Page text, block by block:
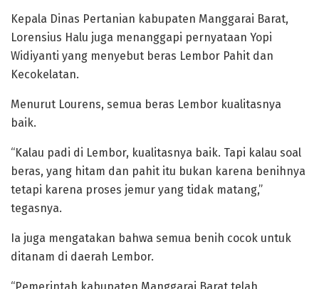
Kepala Dinas Pertanian kabupaten Manggarai Barat,
Lorensius Halu juga menanggapi pernyataan Yopi
Widiyanti yang menyebut beras Lembor Pahit dan
Kecokelatan.
Menurut Lourens, semua beras Lembor kualitasnya
baik.
“Kalau padi di Lembor, kualitasnya baik. Tapi kalau soal
beras, yang hitam dan pahit itu bukan karena benihnya
tetapi karena proses jemur yang tidak matang,”
tegasnya.
Ia juga mengatakan bahwa semua benih cocok untuk
ditanam di daerah Lembor.
“Pemerintah kabupaten Manggarai Barat telah